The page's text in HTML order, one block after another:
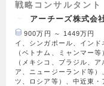
戦略コンサルタント
アーチーズ株式会
900万円 ～ 1449万円
イ、シンガポール、イン
（ベトナム、ミャンマー
（メキシコ、ブラジル、
ア、ニュージーランド等
ツ、ロシア等）、中近東